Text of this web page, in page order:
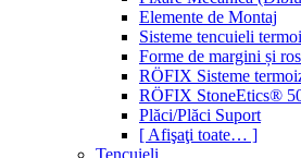
Elemente de Montaj
Sisteme tencuieli
Forme de margini și
RÖFIX Sisteme
RÖFIX StoneEtics®
Plăci/Plăci Suport
[ Afişaţi toate… ]
Tencuieli